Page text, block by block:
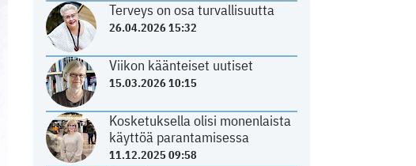
Terveys on osa turvallisuutta
26.04.2026 15:32
Viikon käänteiset uutiset
15.03.2026 10:15
Kosketuksella olisi monenlaista
käyttöä parantamisessa
11.12.2025 09:58